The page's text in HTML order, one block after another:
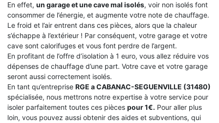
En effet, un garage et une cave mal isolés, voir non isolés font
consommer de l’énergie, et augmente votre note de chauffage.
Le froid et l’air entrent dans ces pièces, alors que la chaleur
s’échappe à l’extérieur ! Par conséquent, votre garage et votre
cave sont calorifuges et vous font perdre de l’argent.
En profitant de l’offre d’isolation à 1 euro, vous allez réduire vos
dépenses de chauffage d’une part. Votre cave et votre garage
seront aussi correctement isolés.
En tant qu’entreprise RGE a CABANAC-SEGUENVILLE (31480)
spécialisée, nous mettrons notre expertise à votre service pour
isoler parfaitement toutes ces pièces pour 1€. Pour aller plus
loin, vous pouvez aussi obtenir des aides et subventions, qui